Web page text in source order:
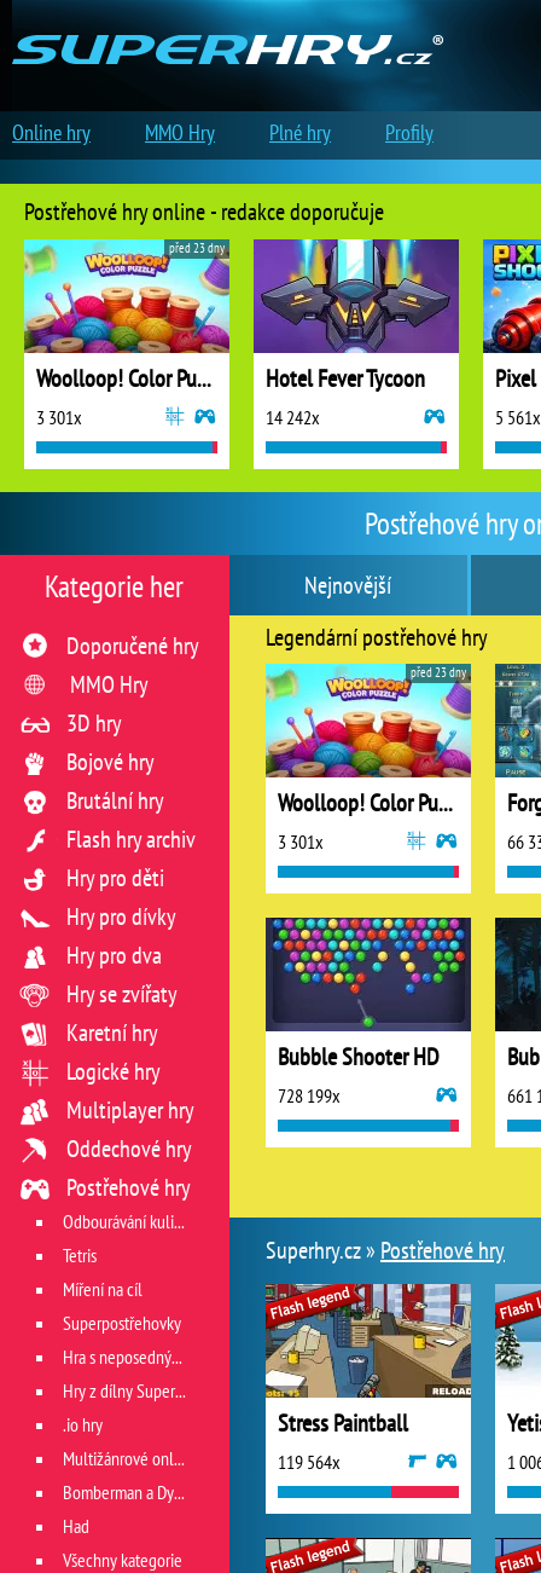
Postřehové hry
Nejnovější
Legendární postřehové hry
Woolloop! Color Puzzle
3 301x
před 23 dny
66
Bubble Shooter HD
728 199x 661
Superhry.cz » Postřehové hry
Stress Paintball
119 564x 1
Kategorie her
Doporučené hry
MMO Hry
3D hry
Bojové hry
Brutální hry
Flash hry archiv
Hry pro děti
Hry pro dívky
Hry pro dva
Hry se zvířaty
Karetní hry
Logické hry
Multiplayer hry
Oddechové hry
Postřehové hry
Odbourávání kuliček
Tetris
Míření na cíl
Superpostřehovky
Hra s neposedným míčkem
Hry z dílny Superhry.cz
.io hry
Multižánrové online hry
Bomberman a Dyna Blaster
Had
Všechny kategorie
Postřehové hry online - redakce doporučuje
Woolloop! Color Puzzle
3 301x
před 23 dny
Hotel Fever Tycoon
14 242x 5 561x
Online hry MMO Hry Plné hry Profily